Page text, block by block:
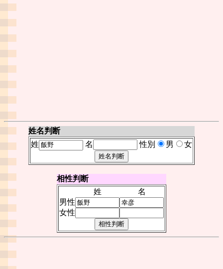
姓名判断
姓
名 性別 男 女
相性判断
姓
名
男性
女性